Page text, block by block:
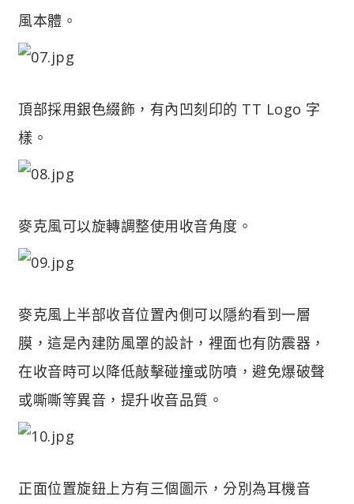
風本體。
頂部採用銀色綴飾，有內凹刻印的 TT Logo 字
樣。
麥克風可以旋轉調整使用收音角度。
麥克風上半部收音位置內側可以隱約看到一層
膜，這是內建防風罩的設計，裡面也有防震器，
在收音時可以降低敲擊碰撞或防噴，避免爆破聲
或嘶嘶等異音，提升收音品質。
正面位置旋鈕上方有三個圖示，分別為耳機音